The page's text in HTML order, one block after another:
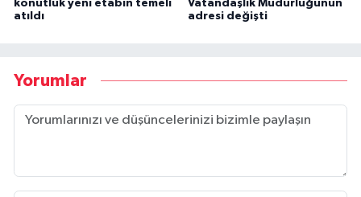
konutluk yeni etabın temeli
atıldı
Vatandaşlık Müdürlüğünün
adresi değişti
Yorumlar